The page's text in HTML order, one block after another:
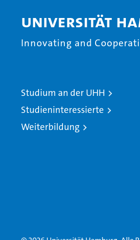
Universität
Innovating and
Studium an der UHH
Studieninteressierte
Weiterbildung